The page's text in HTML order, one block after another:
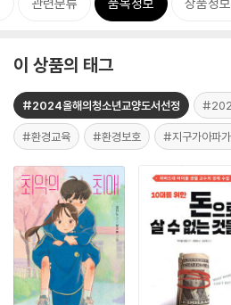
이 상품의 태그
#2024올해의청소년교양도서선정
#환경교육 #환경보호 #지구가아파